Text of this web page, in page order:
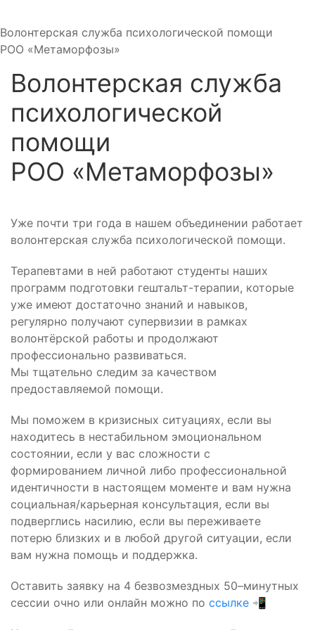
Волонтерская служба психологической помощи
РОО «Метаморфозы»
Волонтерская служба
психологической
помощи
РОО «Метаморфозы»
Уже почти три года в нашем объединении работает
волонтерская служба психологической помощи.
Терапевтами в ней работают студенты наших
программ подготовки гештальт-терапии, которые
уже имеют достаточно знаний и навыков,
регулярно получают супервизии в рамках
волонтёрской работы и продолжают
профессионально развиваться.
Мы тщательно следим за качеством
предоставляемой помощи.
Мы поможем в кризисных ситуациях, если вы
находитесь в нестабильном эмоциональном
состоянии, если у вас сложности с
формированием личной либо профессиональной
идентичности в настоящем моменте и вам нужна
социальная/карьерная консультация, если вы
подверглись насилию, если вы переживаете
потерю близких и в любой другой ситуации, если
вам нужна помощь и поддержка.
Оставить заявку на 4 безвозмездных 50–минутных
сессии очно или онлайн можно по ссылке 📲